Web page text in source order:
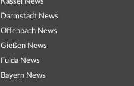
Kassel News
Darmstadt News
Offenbach News
Gießen News
Fulda News
Bayern News